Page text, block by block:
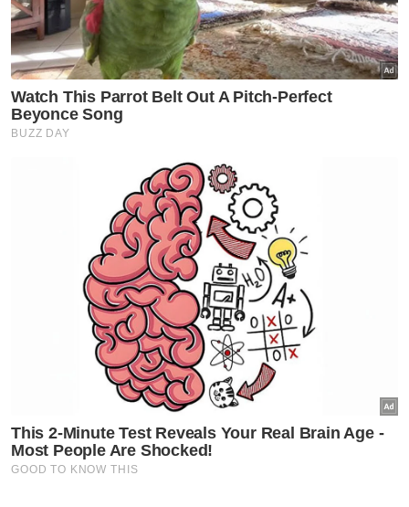
Artikel Berkaitan:
Amaran hujan berterusan tahap buruk di Pantai
Timur hingga 23 November
Banjir: 5,000 penduduk berpindah dalam tempoh
kurang tiga jam
Timur mulai November
Dia yang bekerja sebagai penoreh getah
memberitahu, lebih teruk apabila sungai
yang menjadi laluan air sebelum ini sudah
ditimbus dengan tanah bagi pembinaan
“Walaupun mereka membina laluan air yang
lain tetapi tidak cukup untuk menampung
kapasiti hujan.